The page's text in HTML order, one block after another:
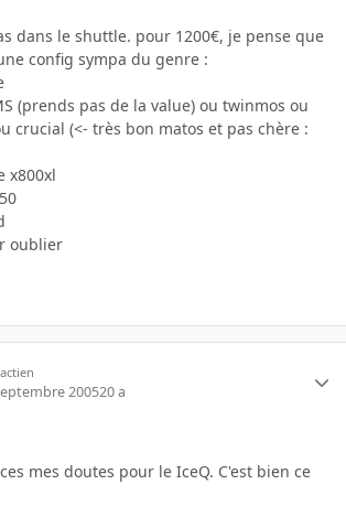
dans le shuttle. pour 1200€, je pense que
config sympa du genre :
(prends pas de la value) ou twinmos ou
crucial (<- très bon matos et pas chère :
x800xl
oublier
200520 a
mes doutes pour le IceQ. C'est bien ce